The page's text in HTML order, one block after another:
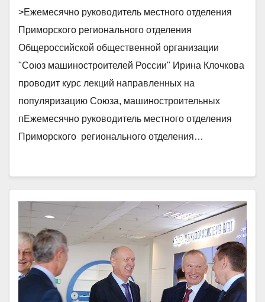
отделения Общероссийской
общественной организации
«Союз машиностроителей
России» Ирина Клочкова
проводит курс лекций
направленных на
популяризацию Союза,
машиностроительных п
>Ежемесячно руководитель местного отделения
Приморского регионального отделения
Общероссийской общественной организации
"Союз машиностроителей России" Ирина Клочкова
проводит курс лекций направленных на
популяризацию Союза, машиностроительных
пЕжемесячно руководитель местного отделения
Приморского регионального отделения…